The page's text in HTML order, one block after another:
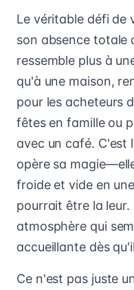
Le véritable défi de
son absence totale
ressemble plus à
qu'à une maison,
pour les acheteurs
fêtes en famille ou
avec un café. C'est
opère sa
froide et vide en
pourrait être la
atmosphère qui
accueillante dès
Ce n'est pas juste